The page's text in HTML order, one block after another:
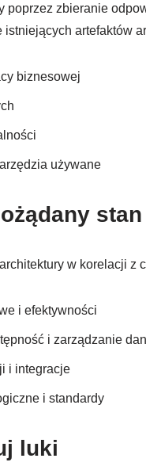
poprzez zbieranie
artefaktów
biznesowej
używane
stan
w korelacji
i efektywności
i zarządzanie
i integracje
i standardy
luki